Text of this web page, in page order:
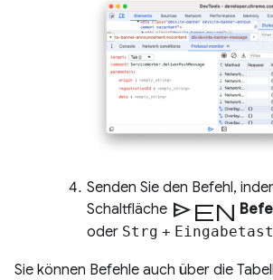
Senden Sie den Befehl,
Schaltfläche Senden
oder Strg +
Sie können Befehle auch über die